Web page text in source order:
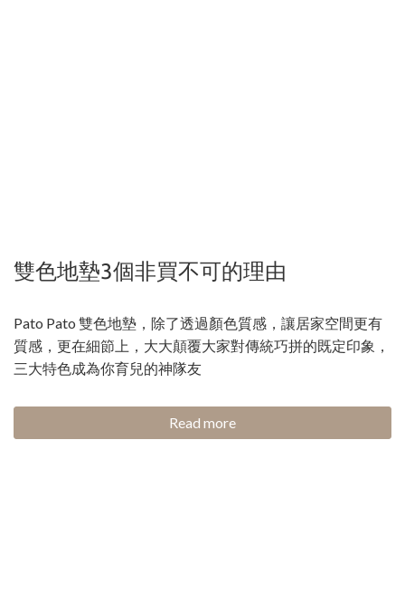
雙色地墊3個非買不可的理由
Pato Pato 雙色地墊，除了透過顏色質感，讓居家空間更有
質感，更在細節上，大大顛覆大家對傳統巧拼的既定印象，
三大特色成為你育兒的神隊友
Read more